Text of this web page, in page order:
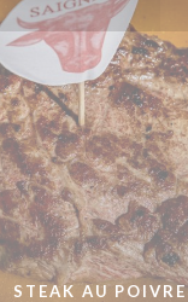
STEAK AU POIVRE